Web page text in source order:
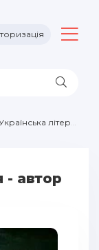
література
- автор